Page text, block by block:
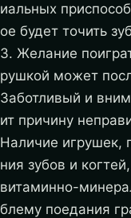
иальных
ое будет точить
3. Желание
рушкой может
Заботливый и
ит причину
Наличие игрушек,
ния зубов и
витаминно-
блему поедания